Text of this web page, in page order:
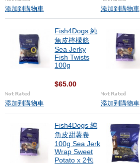
添加到購物車 添加到購物車
Fish4Dogs 純
魚皮檸檬條
Sea Jerky
Fish Twists
100g
$65.00
添加到購物車 添加到購物車
Fish4Dogs 純
魚皮甜薯卷
100g Sea Jerk
Wrap Sweet
Potato x 2包